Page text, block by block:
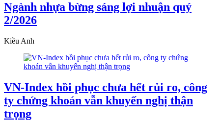
Ngành nhựa bừng sáng lợi nhuận quý
2/2026
Kiều Anh
VN-Index hồi phục chưa hết rủi ro, công
ty chứng khoán vẫn khuyến nghị thận
trọng